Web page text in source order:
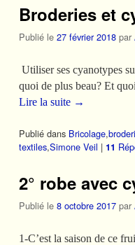
Broderies et
Publié le 27 février 2018 par
Utiliser ses cyanotypes
quoi de plus beau? Et
Lire la suite →
Publié dans Bricolage,
textiles,Simone Veil | 11
2° robe avec
Publié le 8 octobre 2017 par
1-C’est la saison de ce